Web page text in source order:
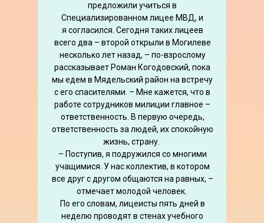
предложили учиться в
Специализированном лицее МВД, и
я согласился. Сегодня таких лицеев
всего два – второй открыли в Могилеве
несколько лет назад, – по-взрослому
рассказывает Роман Когодовский, пока
мы едем в Мядельский район на встречу
с его спасителями. – Мне кажется, что в
работе сотрудников милиции главное –
ответственность. В первую очередь,
ответственность за людей, их спокойную
жизнь, страну.
– Поступив, я подружился со многими
учащимися. У нас коллектив, в котором
все друг с другом общаются на равных, –
отмечает молодой человек.
По его словам, лицеисты пять дней в
неделю проводят в стенах учебного